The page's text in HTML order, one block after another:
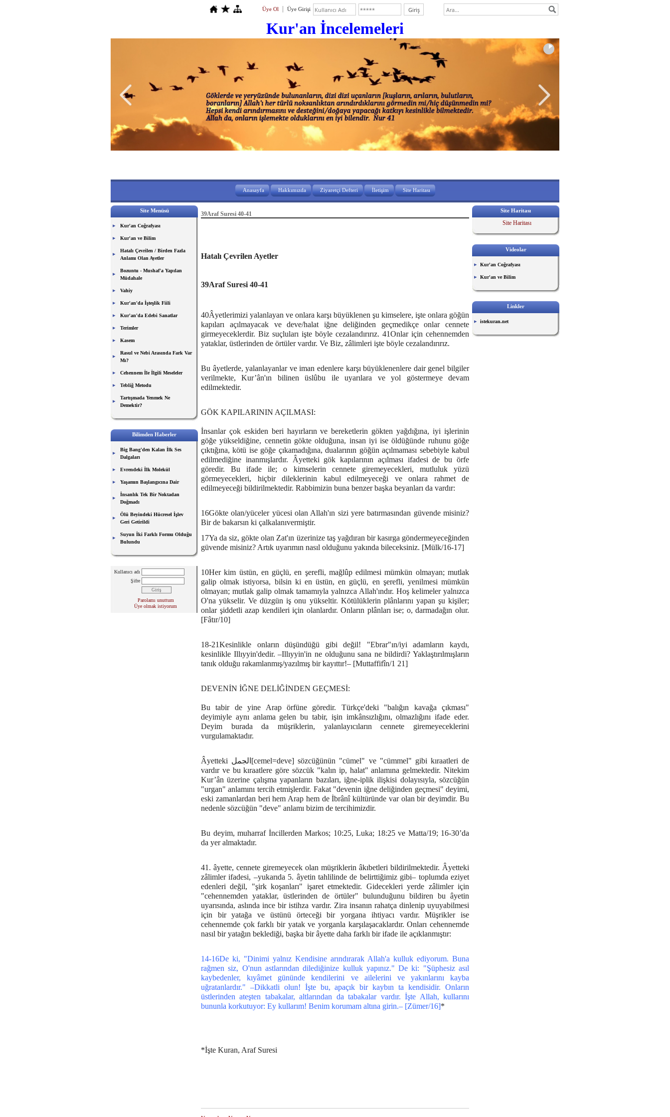
Üye Ol Üye Girişi
Kur'an İncelemeleri
Anasayfa Hakkımızda Ziyaretçi Defteri İletişim Site Haritası
Site Menüsü
Kur'an Coğrafyası
Kur'an ve Bilim
Hatalı Çevrilen / Birden Fazla
Anlamı Olan Ayetler
Bozuntu - Mushaf'a Yapılan
Müdahale
Vahiy
Kur'an'da İşteşlik Fiili
Kur'an'da Edebi Sanatlar
Terimler
Kasem
Rasul ve Nebi Arasında Fark Var
Mı?
Cehennem İle İlgili Meseleler
Tebliğ Metodu
Tartışmada Yenmek Ne
Demektir?
Bilimden Haberler
Big Bang'den Kalan İlk Ses
Dalgaları
Evrendeki İlk Molekül
Yaşamın Başlangıcına Dair
İnsanlık Tek Bir Noktadan
Doğmadı
Ölü Beyindeki Hücresel İşlev
Geri Getirildi
Suyun İki Farklı Formu Olduğu
Bulundu
Kullanıcı adı
Şifre
Parolamı unuttum
Üye olmak istiyorum
39Araf Suresi 40-41
Hatalı Çevrilen Ayetler
39Araf Suresi 40-41
40Âyetlerimizi yalanlayan ve onlara karşı büyüklenen şu kimselere, işte onlara göğün
kapıları açılmayacak ve deve/halat iğne deliğinden geçmedikçe onlar cennete
girmeyeceklerdir. Biz suçluları işte böyle cezalandırırız. 41Onlar için cehennemden
yataklar, üstlerinden de örtüler vardır. Ve Biz, zâlimleri işte böyle cezalandırırız.
Bu âyetlerde, yalanlayanlar ve iman edenlere karşı büyüklenenlere dair genel bilgiler
verilmekte, Kur’ân'ın bilinen üslûbu ile uyarılara ve yol göstermeye devam
edilmektedir.
GÖK KAPILARININ AÇILMASI:
İnsanlar çok eskiden beri hayırların ve bereketlerin gökten yağdığına, iyi işlerinin
göğe yükseldiğine, cennetin gökte olduğuna, insan iyi ise öldüğünde ruhunu göğe
çıktığına, kötü ise göğe çıkamadığına, dualarının göğün açılmaması sebebiyle kabul
edilmediğine inanmışlardır. Âyetteki gök kapılarının açılması ifadesi de bu örfe
göredir. Bu ifade ile; o kimselerin cennete giremeyecekleri, mutluluk yüzü
görmeyecekleri, hiçbir dileklerinin kabul edilmeyeceği ve onlara rahmet de
edilmeyeceği bildirilmektedir. Rabbimizin buna benzer başka beyanları da vardır:
16Gökte olan/yüceler yücesi olan Allah'ın sizi yere batırmasından güvende misiniz?
Bir de bakarsın ki çalkalanıvermiştir.
17Ya da siz, gökte olan Zat'ın üzerinize taş yağdıran bir kasırga göndermeyeceğinden
güvende misiniz? Artık uyarımın nasıl olduğunu yakında bileceksiniz. [Mülk/16-17]
10Her kim üstün, en güçlü, en şerefli, mağlûp edilmesi mümkün olmayan; mutlak
galip olmak istiyorsa, bilsin ki en üstün, en güçlü, en şerefli, yenilmesi mümkün
olmayan; mutlak galip olmak tamamıyla yalnızca Allah'ındır. Hoş kelimeler yalnızca
O'na yükselir. Ve düzgün iş onu yükseltir. Kötülüklerin plânlarını yapan şu kişiler;
onlar şiddetli azap kendileri için olanlardır. Onların plânları ise; o, darmadağın olur.
[Fâtır/10]
18-21Kesinlikle onların düşündüğü gibi değil! "Ebrar"ın/iyi adamların kaydı,
kesinlikle Illıyyin'dedir. –Illıyyin'in ne olduğunu sana ne bildirdi? Yaklaştırılmışların
tanık olduğu rakamlanmış/yazılmış bir kayıttır!– [Muttaffifîn/1 21]
DEVENİN İĞNE DELİĞİNDEN GEÇMESİ:
Bu tabir de yine Arap örfüne göredir. Türkçe'deki "balığın kavağa çıkması"
deyimiyle aynı anlama gelen bu tabir, işin imkânsızlığını, olmazlığını ifade eder.
Deyim burada da müşriklerin, yalanlayıcıların cennete giremeyeceklerini
vurgulamaktadır.
Âyetteki الجمل[cemel=deve] sözcüğünün "cümel" ve "cümmel" gibi kıraatleri de
vardır ve bu kıraatlere göre sözcük "kalın ip, halat" anlamına gelmektedir. Nitekim
Kur’ân üzerine çalışma yapanların bazıları, iğne-iplik ilişkisi dolayısıyla, sözcüğün
"urgan" anlamını tercih etmişlerdir. Fakat "devenin iğne deliğinden geçmesi" deyimi,
eski zamanlardan beri hem Arap hem de İbrânî kültüründe var olan bir deyimdir. Bu
nedenle sözcüğün "deve" anlamı bizim de tercihimizdir.
Bu deyim, muharraf İncillerden Markos; 10:25, Luka; 18:25 ve Matta/19; 16-30’da
da yer almaktadır.
41. âyette, cennete giremeyecek olan müşriklerin âkıbetleri bildirilmektedir. Âyetteki
zâlimler ifadesi, –yukarıda 5. âyetin tahlilinde de belirttiğimiz gibi– toplumda eziyet
edenleri değil, "şirk koşanları" işaret etmektedir. Gidecekleri yerde zâlimler için
"cehennemden yataklar, üstlerinden de örtüler" bulunduğunu bildiren bu âyetin
uyarısında, aslında ince bir istihza vardır. Zira insanın rahatça dinlenip uyuyabilmesi
için bir yatağa ve üstünü örteceği bir yorgana ihtiyacı vardır. Müşrikler ise
cehennemde çok farklı bir yatak ve yorganla karşılaşacaklardır. Onları cehennemde
nasıl bir yatağın beklediği, başka bir âyette daha farklı bir ifade ile açıklanmıştır:
14-16De ki, "Dinimi yalnız Kendisine arındırarak Allah'a kulluk ediyorum. Buna
rağmen siz, O'nun astlarından dilediğinize kulluk yapınız." De ki: "Şüphesiz asıl
kaybedenler, kıyâmet gününde kendilerini ve ailelerini ve yakınlarını kayba
uğratanlardır." –Dikkatli olun! İşte bu, apaçık bir kaybın ta kendisidir. Onların
üstlerinden ateşten tabakalar, altlarından da tabakalar vardır. İşte Allah, kullarını
bununla korkutuyor: Ey kullarım! Benim korumam altına girin.– [Zümer/16]*
*İşte Kuran, Araf Suresi
Site Haritası
Site Haritası
Videolar
Kur'an Coğrafyası
Kur'an ve Bilim
Linkler
istekuran.net